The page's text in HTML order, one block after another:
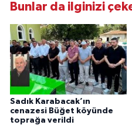
Bunlar da ilginizi
Sadık Karabacak’ın
cenazesi Büğet köyünde
toprağa verildi